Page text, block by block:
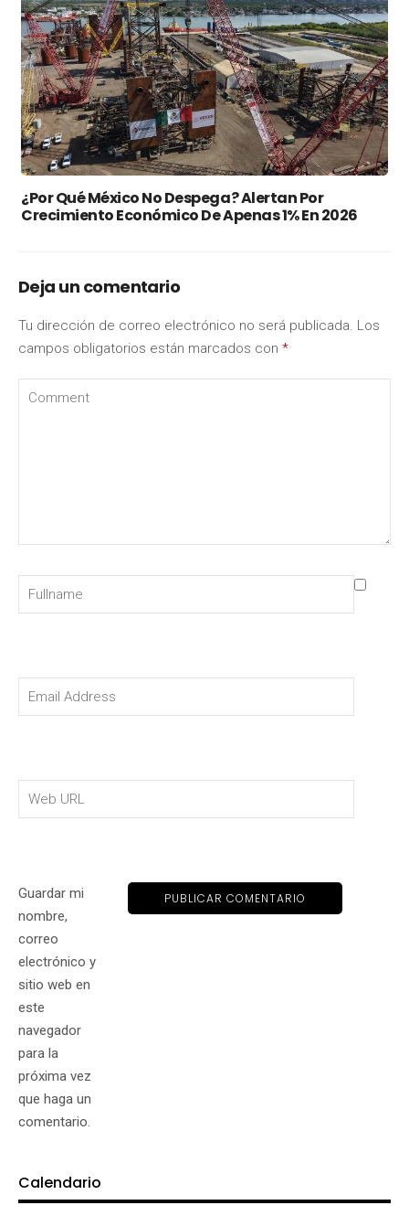
¿Por Qué México No Despega? Alertan Por
Crecimiento Económico De Apenas 1% En 2026
Deja un comentario
Tu dirección de correo electrónico no será publicada. Los
campos obligatorios están marcados con *
Guardar mi
nombre,
correo
electrónico y
sitio web en
este
navegador
para la
próxima vez
que haga un
comentario.
Calendario